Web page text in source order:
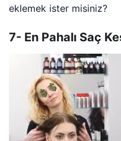
eklemek ister misiniz?
7- En Pahalı Saç